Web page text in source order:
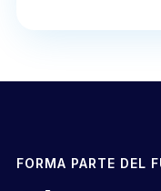
FORMA PARTE DEL